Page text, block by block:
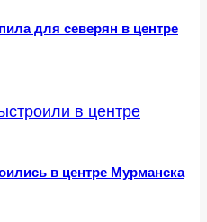
для северян в центре
в центре Мурманска